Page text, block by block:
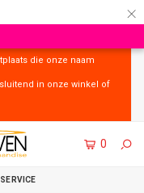
×
die onze naam
in onze winkel of
0